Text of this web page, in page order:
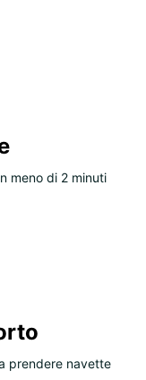
meno di 2 minuti
prendere navette